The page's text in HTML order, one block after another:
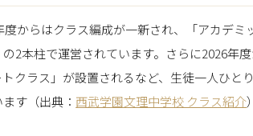
度からはクラス編成が一新され、「アカデミ
の2本柱で運営されています。さらに2026年
トクラス」が設置されるなど、生徒一人ひと
す（出典： 西武学園文理中学校 クラス紹介